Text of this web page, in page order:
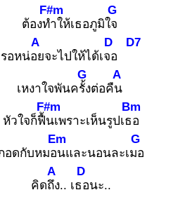
ต้องทำ
F#m
ให้เธอภูมิใจ
G
รอหน่อย
A
จะไปให้ได้เจอ
D D7
เหงาใจพันครั้ง
G
ต่อคืน
A
หัวใจก็ฟื้น
F#m
เพราะเห็นรูปเธอ
Bm
อดกับหมอน
Em
และนอนละเมอ
G
คิดถึง
A
.. เธอ
D
นะ..